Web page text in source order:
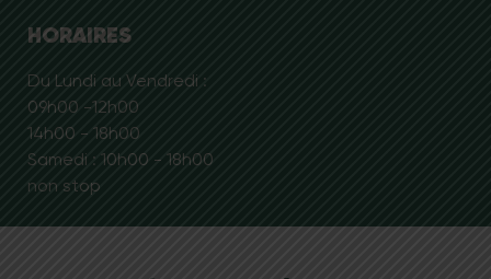
HORAIRES
Du Lundi au Vendredi :
09h00 -12h00
14h00 - 18h00
Samedi : 10h00 - 18h00
non stop